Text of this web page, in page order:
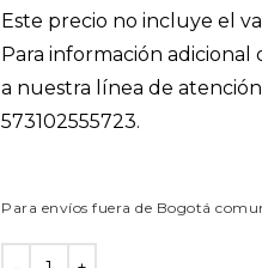
Este precio no incluye el
Para información
a nuestra línea de
573102555723.
Para envíos fuera de Bogotá